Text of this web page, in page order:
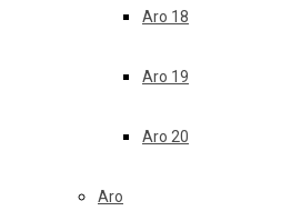
Aro 18
Aro 19
Aro 20
Aro